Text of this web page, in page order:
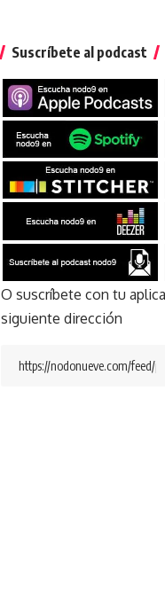
Suscríbete al podcast
O suscríbete con tu
siguiente dirección